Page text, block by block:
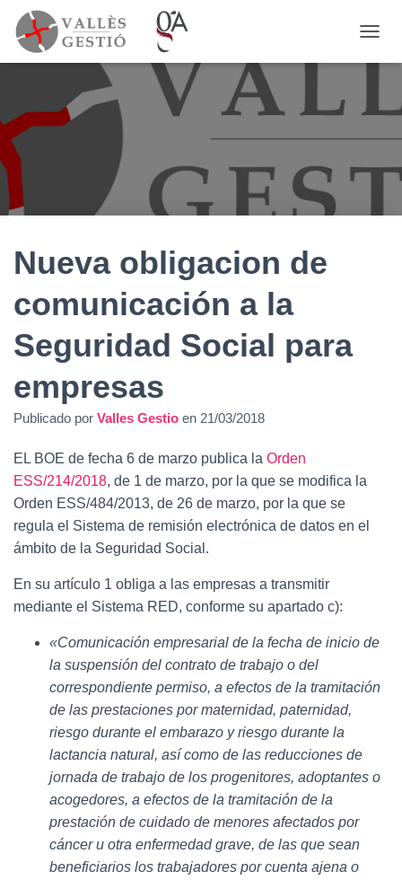
A
I
M
O
Nueva obligacion de
comunicación a la
Seguridad Social para
empresas
Publicado por Valles Gestio en 21/03/2018
EL BOE de fecha 6 de marzo publica la Orden
ESS/214/2018, de 1 de marzo, por la que se modifica la
Orden ESS/484/2013, de 26 de marzo, por la que se
regula el Sistema de remisión electrónica de datos en el
ámbito de la Seguridad Social.
En su artículo 1 obliga a las empresas a transmitir
mediante el Sistema RED, conforme su apartado c):
«Comunicación empresarial de la fecha de inicio de
la suspensión del contrato de trabajo o del
correspondiente permiso, a efectos de la tramitación
de las prestaciones por maternidad, paternidad,
riesgo durante el embarazo y riesgo durante la
lactancia natural, así como de las reducciones de
jornada de trabajo de los progenitores, adoptantes o
acogedores, a efectos de la tramitación de la
prestación de cuidado de menores afectados por
cáncer u otra enfermedad grave, de las que sean
beneficiarios los trabajadores por cuenta ajena o